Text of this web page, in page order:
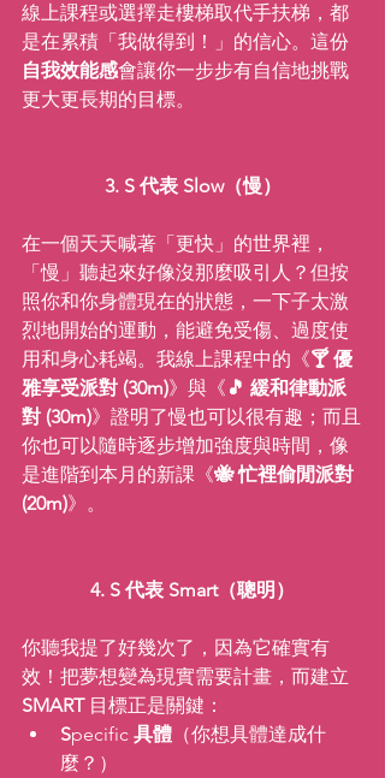
線上課程或選擇走樓梯取代手扶梯，都
是在累積「我做得到！」的信心。這份
自我效能感會讓你一步步有自信地挑戰
更大更長期的目標。
3. S 代表 Slow（慢）
在一個天天喊著「更快」的世界裡，
「慢」聽起來好像沒那麼吸引人？但按
照你和你身體現在的狀態，一下子太激
烈地開始的運動，能避免受傷、過度使
用和身心耗竭。我線上課程中的《🍸 優
雅享受派對 (30m)》與《 🎵 緩和律動派
對 (30m)》證明了慢也可以很有趣；而且
你也可以隨時逐步增加強度與時間，像
是進階到本月的新課《🐝 忙裡偷閒派對
(20m)》。
4. S 代表 Smart（聰明）
你聽我提了好幾次了，因為它確實有
效！把夢想變為現實需要計畫，而建立
SMART 目標正是關鍵：
Specific 具體 （你想具體達成什
麼？）